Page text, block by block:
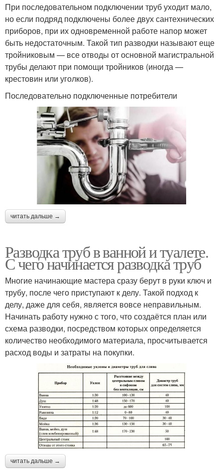
При последовательном подключении труб уходит мало,
но если подряд подключены более двух сантехнических
приборов, при их одновременной работе напор может
быть недостаточным. Такой тип разводки называют еще
тройниковым — все отводы от основной магистральной
трубы делают при помощи тройников (иногда —
крестовин или уголков).
Последовательно подключенные потребители
читать дальше →
Разводка труб в ванной и туалете.
С чего начинается разводка труб
Многие начинающие мастера сразу берут в руки ключ и
трубу, после чего приступают к делу. Такой подход к
делу, даже для себя, является вовсе неправильным.
Начинать работу нужно с того, что создаётся план или
схема разводки, посредством которых определяется
количество необходимого материала, просчитывается
расход воды и затраты на покупки.
читать дальше →